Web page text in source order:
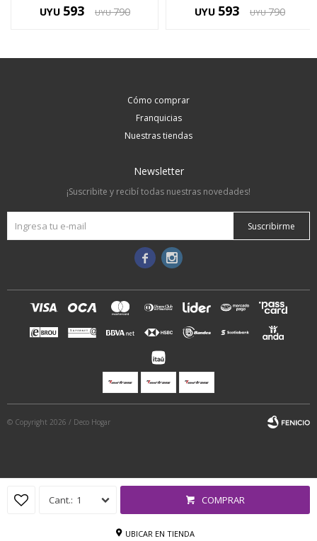
1 COMPRAR
UBICAR EN TIENDA
UYU 593 UYU 790 UYU 593 UYU 790
Cómo comprar
Franquicias
Nuestras tiendas
Newsletter
¡Suscribite y recibí todas nuestras novedades!
Suscribirme
 
© Copyright 2026 / Deco Hogar
Fenicio